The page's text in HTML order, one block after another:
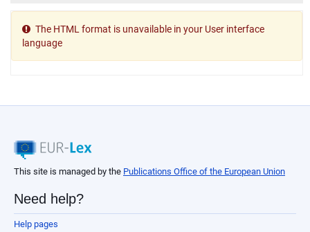
The HTML format is unavailable in your User interface
language
This site is managed by the Publications Office of the European Union
Need help?
Help pages